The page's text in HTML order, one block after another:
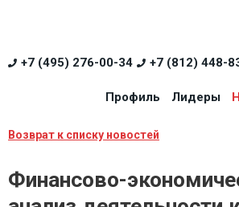
+7 (495) 276-00-34 +7 (812) 448-
Профиль Лидеры
Возврат к списку новостей
Финансово-